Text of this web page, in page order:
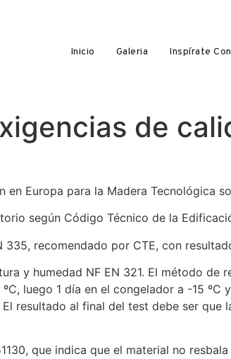
Inicio Galeria Inspírate
de
Europa para la Madera Tecnológica
según Código Técnico de la
recomendado por CTE, con
y humedad NF EN 321. El método de
luego 1 día en el congelador a -15
resultado al final del test debe ser que
que indica que el material no